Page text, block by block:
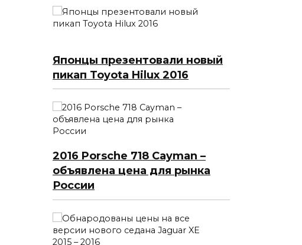
Японцы презентовали новый
пикап Toyota Hilux 2016
2016 Porsche 718 Cayman –
объявлена цена для рынка
России